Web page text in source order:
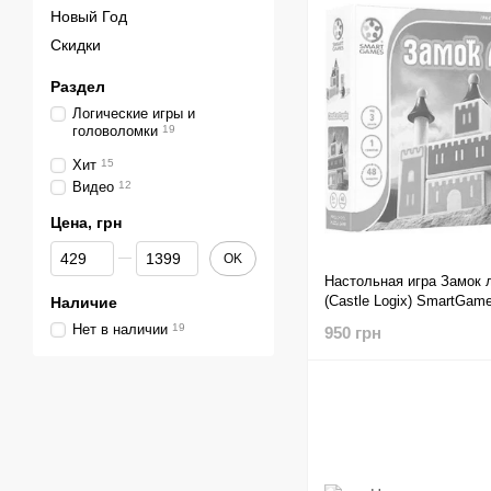
Настольная игра Замок
(Castle Logix)
950 грн
Новый Год
Скидки
Раздел
Логические игры и
головоломки 19
Хит 15
Видео 12
Цена, грн
От Цена, грн
До Цена, грн OK
Наличие
Нет в наличии 19